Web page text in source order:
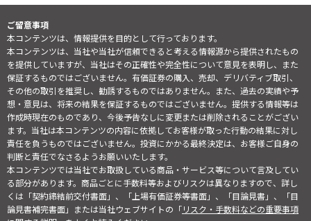
ご留意事項
本コンテンツは、情報提供を目的として行っております。
本コンテンツは、当社や当社が信頼できると考える情報源から提供されたもの
を提供していますが、当社はその正確性や完全性について意見を表明し、また
保証するものではございません。有価証券の購入、売却、デリバティブ取引、
その他の取引を推奨し、勧誘するものではありません。また、過去の実績や予
想・意見は、将来の結果を保証するものではございません。提供する情報等は
作成時現在のものであり、今後予告なしに変更または削除されることがござい
ます。当社は本コンテンツの内容に依拠してお客様が取った行動の結果に対し
責任を負うものではございません。投資にかかる最終決定は、お客様ご自身の
判断と責任でなさるようお願いいたします。
本コンテンツでは当社でお取扱している商品・サービス等について言及してい
る部分があります。商品ごとに手数料等およびリスクは異なりますので、詳し
くは「契約締結前交付書面」、「上場有価証券等書面」、「目論見書」、「目
論見書補完書面」または当社ウェブサイトの「リスク・手数料などの重要事項